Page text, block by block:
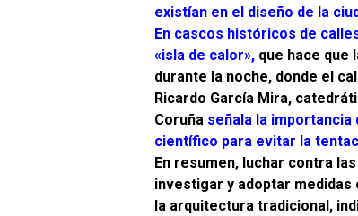
existían en el diseño de la
En cascos históricos de
«isla de calor», que hace que
durante la noche, donde el
Ricardo García Mira,
Coruña señala la importancia
científico para evitar la
En resumen, luchar contra
investigar y adoptar
la arquitectura tradicional,